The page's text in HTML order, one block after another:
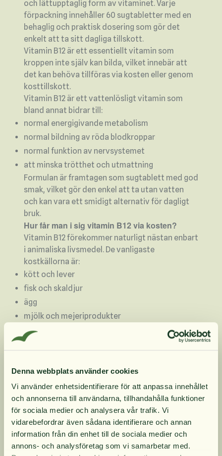
Denna webbplats använder cookies
Vi använder enhetsidentifierare för att anpassa innehållet
och annonserna till användarna, tillhandahålla funktioner
för sociala medier och analysera vår trafik. Vi
vidarebefordrar även sådana identifierare och annan
information från din enhet till de sociala medier och
annons- och analysföretag som vi samarbetar med.
och lättupptaglig form av vitaminet. Varje
förpackning innehåller 60 sugtabletter med en
behaglig och praktisk dosering som gör det
enkelt att ta sitt dagliga tillskott.
Vitamin B12 är ett essentiellt vitamin som
kroppen inte själv kan bilda, vilket innebär att
det kan behöva tillföras via kosten eller genom
kosttillskott.
Vitamin B12 är ett vattenlösligt vitamin som
bland annat bidrar till:
normal energigivande metabolism
normal bildning av röda blodkroppar
normal funktion av nervsystemet
att minska trötthet och utmattning
Formulan är framtagen som sugtablett med god
smak, vilket gör den enkel att ta utan vatten
och kan vara ett smidigt alternativ för dagligt
bruk.
Hur får man i sig vitamin B12 via kosten?
Vitamin B12 förekommer naturligt nästan enbart
i animaliska livsmedel. De vanligaste
kostkällorna är:
kött och lever
fisk och skaldjur
ägg
mjölk och mejeriprodukter
I kosten förekommer vitamin B12 bundet till
protein. För att kroppen ska kunna tillgodogöra
sig vitaminet behöver det först frigöras i
via en specifik upptagsmekanism.
B12 och vegetarisk/vegansk kost
Personer som äter vegetarisk eller vegansk kost
får ofta i sig mycket lite eller inget naturligt
vitamin B12 från maten, eftersom växtbaserade
livsmedel i regel inte innehåller B12 i någon
betydande mängd.
10% rabatt på
din första order